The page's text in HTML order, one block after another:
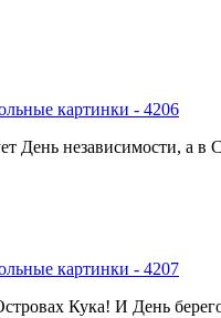
картинки - 4206
День независимости, а
картинки - 4207
Кука! И День